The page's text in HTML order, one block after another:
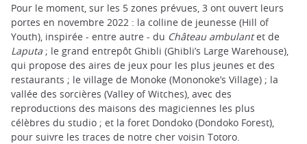
Pour le moment, sur les 5 zones prévues, 3 ont ouvert leurs
portes en novembre 2022 : la colline de jeunesse (Hill of
Youth), inspirée - entre autre - du Château ambulantet de
Laputa ; le grand entrepôt Ghibli (Ghibli’s Large Warehouse),
qui propose des aires de jeux pour les plus jeunes et des
restaurants ; le village de Monoke (Mononoke’s Village) ; la
vallée des sorcières (Valley of Witches), avec des
reproductions des maisons des magiciennes les plus
célèbres du studio ; et la foret Dondoko (Dondoko Forest),
pour suivre les traces de notre cher voisin Totoro.